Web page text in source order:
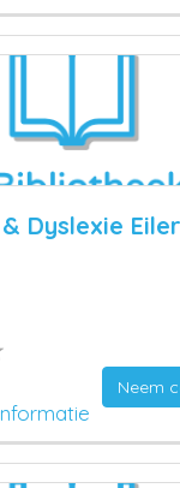
Dyslexie
Neem